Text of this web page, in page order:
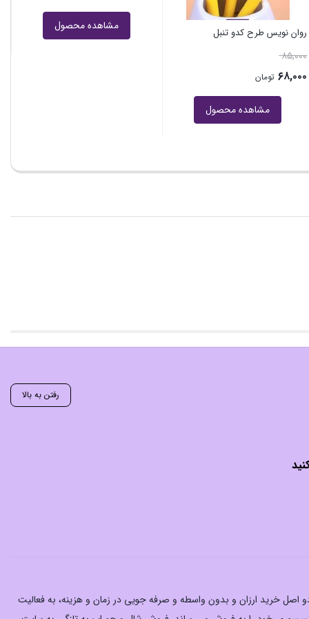
مشاهده محصول
رفتن به بالا
دو اصل خرید ارزان‌ و بدون واسطه و صرفه جویی در زمان و هزینه، به فعالیت